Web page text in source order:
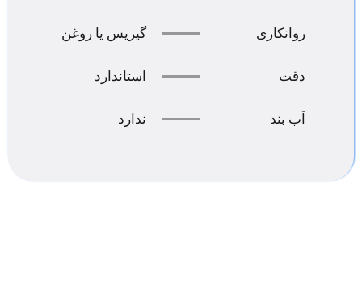
روانکاری گیریس یا روغن
دقت استاندارد
آب بند ندارد